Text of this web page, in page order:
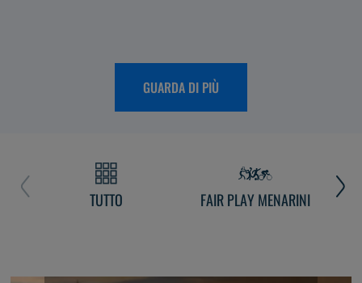
GUARDA DI PIÙ
TUTTO FAIR PLAY MENARINI